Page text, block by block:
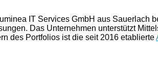
IT Services GmbH aus Sauerlach
Das Unternehmen unterstützt
des Portfolios ist die seit 2016 etablierte